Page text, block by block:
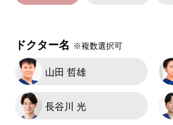
ドクター名 ※複数選択可
山田 哲雄
長谷川 光